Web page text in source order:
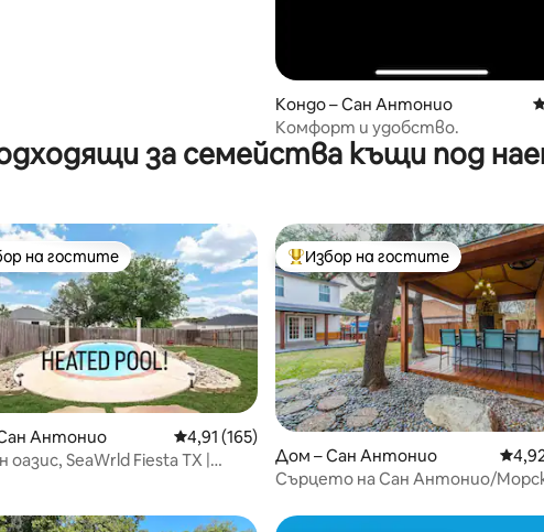
Кондо – Сан Антонио
Комфорт и удобство.
за семейства къщи под
от 5, 203 отзива
избор на гостите
на гостите
Антонио Средна оценка: 4,91 от 5, 165 отзива
4,91 (165)
оазис, SeaWrld Fiesta TX |
Най-популярен избор на
Избор на гостите
Дом – Сан Антонио
Сърцето на Сан Антонио/